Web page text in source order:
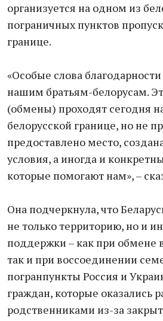
организуется на одном из
пограничных пунктов
границе.
«Особые слова
нашим братьям-белорусам.
(обмены) проходят сегодня
белорусской границе, но не
предоставлено место,
условия, а иногда и
которые помогают нам», –
Она подчеркнула, что
не только территорию, но и
поддержки – как при
так и при воссоединении
погранпункты Россия и
граждан, которые оказались
родственниками из-за